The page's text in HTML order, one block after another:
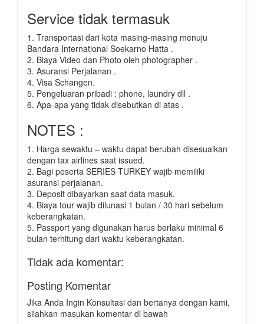
Service tidak termasuk
1. Transportasi dari kota masing-masing menuju
Bandara International Soekarno Hatta .
2. Biaya Video dan Photo oleh photographer .
3. Asuransi Perjalanan .
4. Visa Schangen.
5. Pengeluaran pribadi : phone, laundry dll .
6. Apa-apa yang tidak disebutkan di atas .
NOTES :
1. Harga sewaktu – waktu dapat berubah disesuaikan
dengan tax airlines saat issued.
2. Bagi peserta SERIES TURKEY wajib memiliki
asuransi perjalanan.
3. Deposit dibayarkan saat data masuk.
4. Biaya tour wajib dilunasi 1 bulan / 30 hari sebelum
keberangkatan.
5. Passport yang digunakan harus berlaku minimal 6
bulan terhitung dari waktu keberangkatan.
Tidak ada komentar:
Posting Komentar
Jika Anda Ingin Konsultasi dan bertanya dengan kami,
silahkan masukan komentar di bawah